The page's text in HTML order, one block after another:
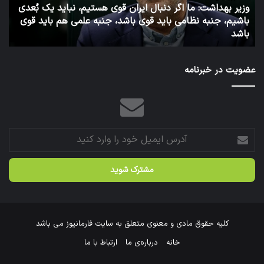
وزارت
بهداشت
6 روز پیش
توئیت دکتر جهانپور مدیر سابق روابط عمومی وزارت بهداشت
عضویت در خبرنامه
آدرس
ایمیل
خود
وارد
کلیه حقوق مادی و معنوی متعلق به سایت فارمانیوز می باشد
خانه
درباره‌ی ما ارتباط با ما